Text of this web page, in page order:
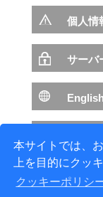
本サイトでは、
上を目的にクッ
クッキーポリシ
個人情
サーバ